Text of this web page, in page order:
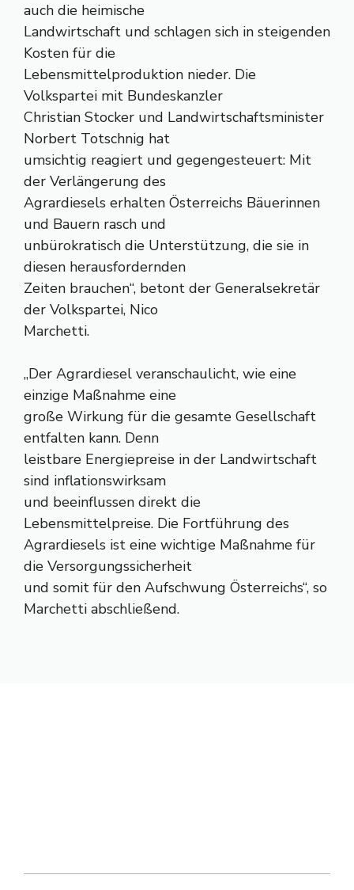
auch die heimische
Landwirtschaft und schlagen sich in steigenden
Kosten für die
Lebensmittelproduktion nieder. Die
Volkspartei mit Bundeskanzler
Christian Stocker und Landwirtschaftsminister
Norbert Totschnig hat
umsichtig reagiert und gegengesteuert: Mit
der Verlängerung des
Agrardiesels erhalten Österreichs Bäuerinnen
und Bauern rasch und
unbürokratisch die Unterstützung, die sie in
diesen herausfordernden
Zeiten brauchen“, betont der Generalsekretär
der Volkspartei, Nico
Marchetti.
„Der Agrardiesel veranschaulicht, wie eine
einzige Maßnahme eine
große Wirkung für die gesamte Gesellschaft
entfalten kann. Denn
leistbare Energiepreise in der Landwirtschaft
sind inflationswirksam
und beeinflussen direkt die
Lebensmittelpreise. Die Fortführung des
Agrardiesels ist eine wichtige Maßnahme für
die Versorgungssicherheit
und somit für den Aufschwung Österreichs“, so
Marchetti abschließend.